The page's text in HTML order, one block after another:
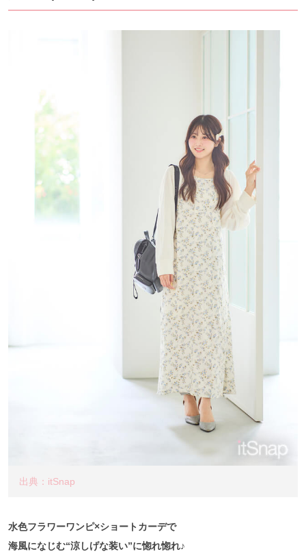
出典：itSnap
水色フラワーワンピ×ショートカーデで
海風になじむ“涼しげな装い”に惚れ惚れ♪